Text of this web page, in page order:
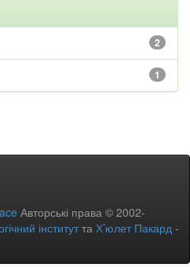
2
1
Авторські права © 2002-
інститутта Х’юлет Пакард -